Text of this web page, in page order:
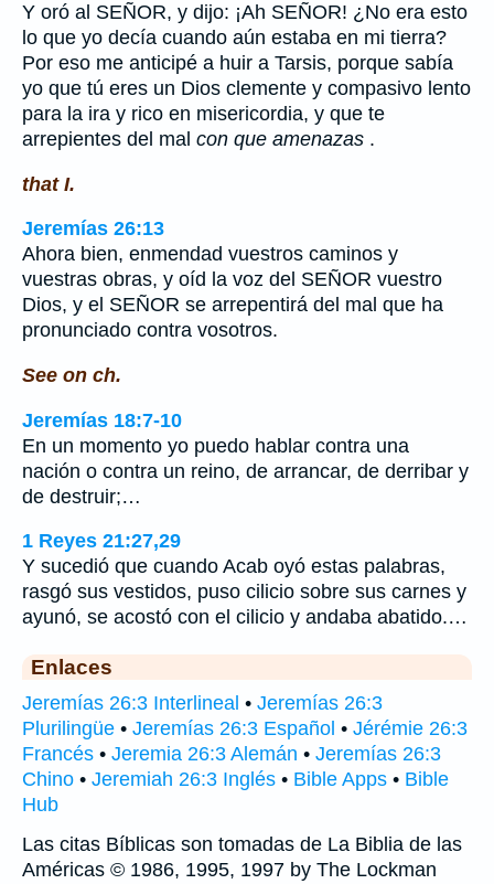
Y oró al SEÑOR, y dijo: ¡Ah SEÑOR! ¿No era esto
lo que yo decía cuando aún estaba en mi tierra?
Por eso me anticipé a huir a Tarsis, porque sabía
yo que tú eres un Dios clemente y compasivo lento
para la ira y rico en misericordia, y que te
arrepientes del mal con que amenazas .
that I.
Jeremías 26:13
Ahora bien, enmendad vuestros caminos y
vuestras obras, y oíd la voz del SEÑOR vuestro
Dios, y el SEÑOR se arrepentirá del mal que ha
pronunciado contra vosotros.
See on ch.
Jeremías 18:7-10
En un momento yo puedo hablar contra una
nación o contra un reino, de arrancar, de derribar y
de destruir;…
1 Reyes 21:27,29
Y sucedió que cuando Acab oyó estas palabras,
rasgó sus vestidos, puso cilicio sobre sus carnes y
ayunó, se acostó con el cilicio y andaba abatido.…
Enlaces
Jeremías 26:3 Interlineal • Jeremías 26:3
Plurilingüe • Jeremías 26:3 Español • Jérémie 26:3
Francés • Jeremia 26:3 Alemán • Jeremías 26:3
Chino • Jeremiah 26:3 Inglés • Bible Apps • Bible
Hub
Las citas Bíblicas son tomadas de La Biblia de las
Américas © 1986, 1995, 1997 by The Lockman